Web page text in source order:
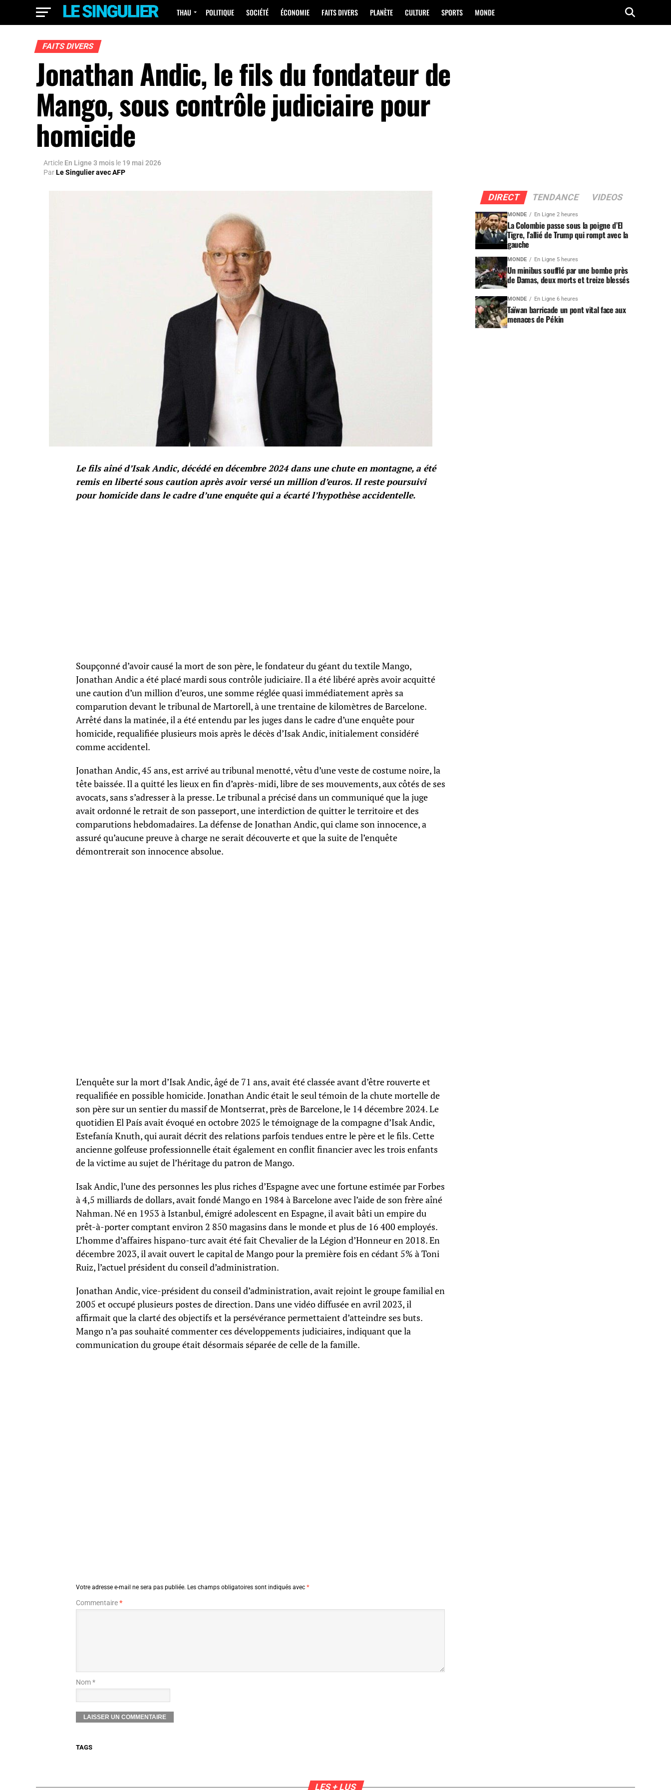
THAU POLITIQUE SOCIÉTÉ ÉCONOMIE FAITS DIVERS PLANÈTE CULTURE SPORTS MONDE
FAITS DIVERS
Jonathan Andic, le fils du fondateur de
Mango, sous contrôle judiciaire pour
homicide
Article En Ligne 3 mois le 19 mai 2026
ParLe Singulier avec AFP
Le fils aîné d’Isak Andic, décédé en décembre 2024 dans une chute en montagne, a été
remis en liberté sous caution après avoir versé un million d’euros. Il reste poursuivi
pour homicide dans le cadre d’une enquête qui a écarté l’hypothèse accidentelle.
Soupçonné d’avoir causé la mort de son père, le fondateur du géant du textile Mango,
Jonathan Andic a été placé mardi sous contrôle judiciaire. Il a été libéré après avoir acquitté
une caution d’un million d’euros, une somme réglée quasi immédiatement après sa
comparution devant le tribunal de Martorell, à une trentaine de kilomètres de Barcelone.
Arrêté dans la matinée, il a été entendu par les juges dans le cadre d’une enquête pour
homicide, requalifiée plusieurs mois après le décès d’Isak Andic, initialement considéré
comme accidentel.
Jonathan Andic, 45 ans, est arrivé au tribunal menotté, vêtu d’une veste de costume noire, la
tête baissée. Il a quitté les lieux en fin d’après-midi, libre de ses mouvements, aux côtés de ses
avocats, sans s’adresser à la presse. Le tribunal a précisé dans un communiqué que la juge
avait ordonné le retrait de son passeport, une interdiction de quitter le territoire et des
comparutions hebdomadaires. La défense de Jonathan Andic, qui clame son innocence, a
assuré qu’aucune preuve à charge ne serait découverte et que la suite de l’enquête
démontrerait son innocence absolue.
L’enquête sur la mort d’Isak Andic, âgé de 71 ans, avait été classée avant d’être rouverte et
requalifiée en possible homicide. Jonathan Andic était le seul témoin de la chute mortelle de
son père sur un sentier du massif de Montserrat, près de Barcelone, le 14 décembre 2024. Le
quotidien El País avait évoqué en octobre 2025 le témoignage de la compagne d’Isak Andic,
Estefanía Knuth, qui aurait décrit des relations parfois tendues entre le père et le fils. Cette
ancienne golfeuse professionnelle était également en conflit financier avec les trois enfants
de la victime au sujet de l’héritage du patron de Mango.
Isak Andic, l’une des personnes les plus riches d’Espagne avec une fortune estimée par Forbes
à 4,5 milliards de dollars, avait fondé Mango en 1984 à Barcelone avec l’aide de son frère aîné
Nahman. Né en 1953 à Istanbul, émigré adolescent en Espagne, il avait bâti un empire du
prêt-à-porter comptant environ 2 850 magasins dans le monde et plus de 16 400 employés.
L’homme d’affaires hispano-turc avait été fait Chevalier de la Légion d’Honneur en 2018. En
décembre 2023, il avait ouvert le capital de Mango pour la première fois en cédant 5% à Toni
Ruiz, l’actuel président du conseil d’administration.
Jonathan Andic, vice-président du conseil d’administration, avait rejoint le groupe familial en
2005 et occupé plusieurs postes de direction. Dans une vidéo diffusée en avril 2023, il
affirmait que la clarté des objectifs et la persévérance permettaient d’atteindre ses buts.
Mango n’a pas souhaité commenter ces développements judiciaires, indiquant que la
communication du groupe était désormais séparée de celle de la famille.
Votre adresse e-mail ne sera pas publiée. Les champs obligatoires sont indiqués avec *
Commentaire*
Nom *
TAGS
DIRECT TENDANCE VIDEOS
MONDE En Ligne 2 heures
La Colombie passe sous la poigne d’El
Tigre, l’allié de Trump qui rompt avec la
gauche
MONDE En Ligne 5 heures
Un minibus soufflé par une bombe près
de Damas, deux morts et treize blessés
MONDE En Ligne 6 heures
Taïwan barricade un pont vital face aux
menaces de Pékin
LES + LUS